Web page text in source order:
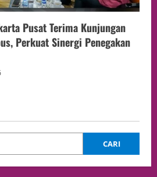
Pusat Terima Kunjungan
Perkuat Sinergi Penegakan
CARI